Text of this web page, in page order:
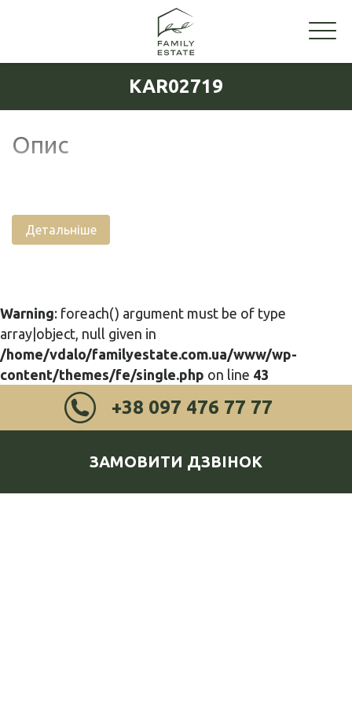
KAR02719
Опис
Детальніше
Warning: foreach() argument must be of type
array|object, null given in
/home/vdalo/familyestate.com.ua/www/wp-
content/themes/fe/single.php on line 43
+38 097 476 77 77
ЗАМОВИТИ ДЗВІНОК